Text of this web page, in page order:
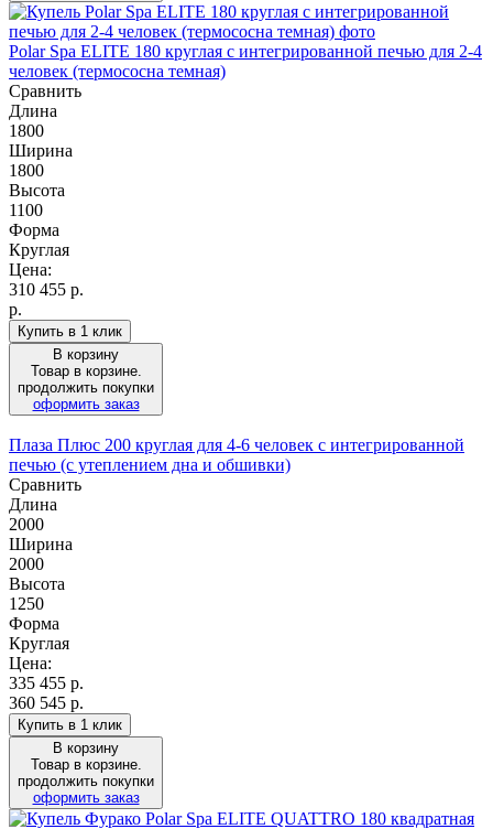
Polar Spa ELITE 180 круглая с интегрированной печью для 2-4
человек (термососна темная)
Сравнить
Длина
1800
Ширина
1800
Высота
1100
Форма
Круглая
Цена:
310 455 р.
р.
Купить в 1 клик
В корзину
Товар в корзине.
продолжить покупки
оформить заказ
Плаза Плюс 200 круглая для 4-6 человек с интегрированной
печью (с утеплением дна и обшивки)
Сравнить
Длина
2000
Ширина
2000
Высота
1250
Форма
Круглая
Цена:
335 455 р.
360 545 р.
Купить в 1 клик
В корзину
Товар в корзине.
продолжить покупки
оформить заказ